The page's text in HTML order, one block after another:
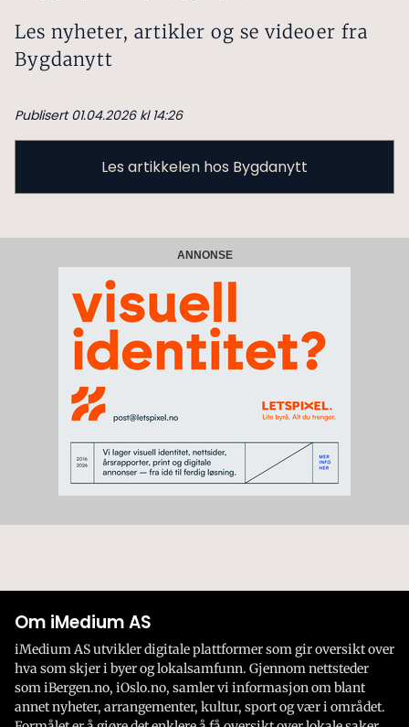
Les nyheter, artikler og se videoer fra
Bygdanytt
Publisert 01.04.2026 kl 14:26
Les artikkelen hos Bygdanytt
ANNONSE
Om iMedium AS
iMedium AS utvikler digitale plattformer som gir oversikt over
hva som skjer i byer og lokalsamfunn. Gjennom nettsteder
som iBergen.no, iOslo.no, samler vi informasjon om blant
annet nyheter, arrangementer, kultur, sport og vær i området.